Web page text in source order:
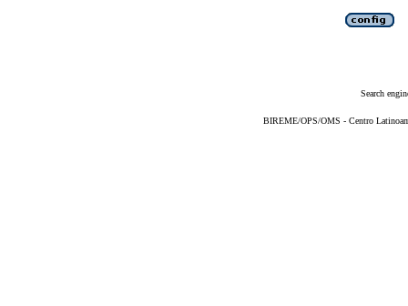
Search
BIREME/OPS/OMS - Centro